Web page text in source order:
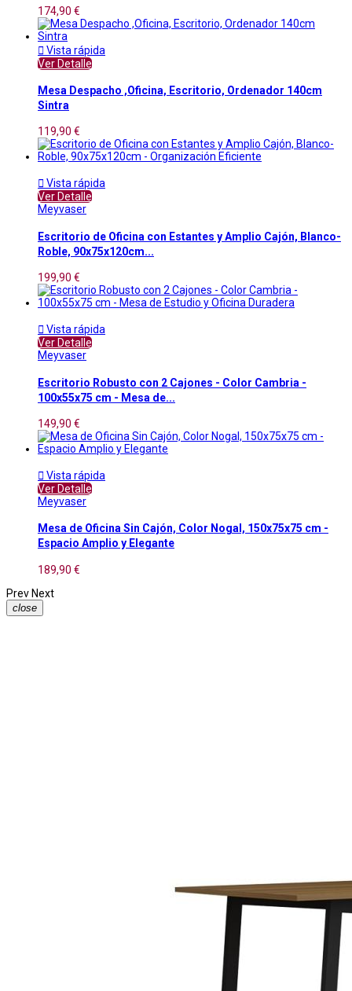
174,90 €
 Vista rápida
Ver Detalle
Mesa Despacho ,Oficina, Escritorio, Ordenador 140cm
Sintra
119,90 €
 Vista rápida
Ver Detalle
Meyvaser
Escritorio de Oficina con Estantes y Amplio Cajón, Blanco-
Roble, 90x75x120cm...
199,90 €
 Vista rápida
Ver Detalle
Meyvaser
Escritorio Robusto con 2 Cajones - Color Cambria -
100x55x75 cm - Mesa de...
149,90 €
 Vista rápida
Ver Detalle
Meyvaser
Mesa de Oficina Sin Cajón, Color Nogal, 150x75x75 cm -
Espacio Amplio y Elegante
189,90 €
Prev Next
close